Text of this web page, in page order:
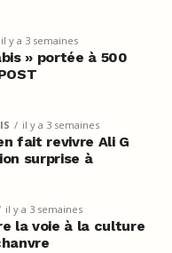
il y a 3 semaines
» portée à 500
il y a 3 semaines
fait revivre Ali G
surprise à
il y a 3 semaines
la voie à la culture